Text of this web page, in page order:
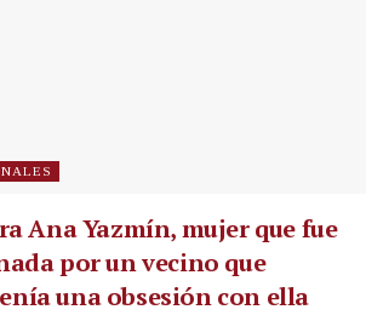
Ana Yazmín, mujer que fue
por un vecino que
una obsesión con ella